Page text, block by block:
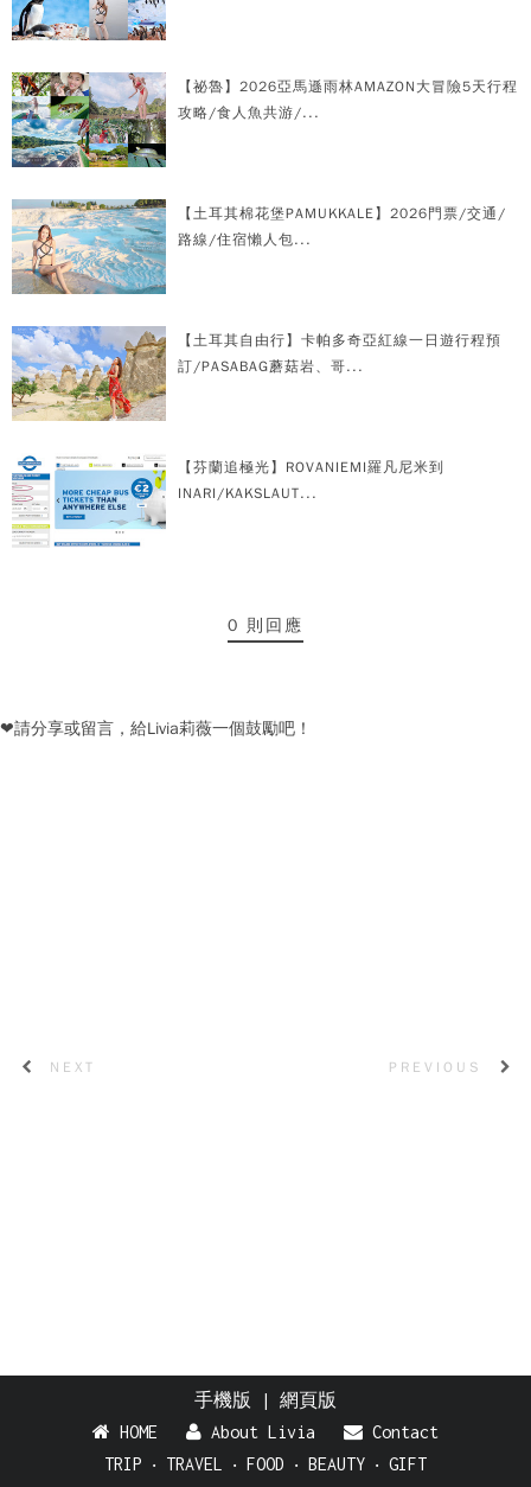
【祕魯】2026亞馬遜雨林AMAZON大冒險5天行程
攻略/食人魚共游/...
【土耳其棉花堡PAMUKKALE】2026門票/交通/
路線/住宿懶人包...
【土耳其自由行】卡帕多奇亞紅線一日遊行程預
訂/PASABAG蘑菇岩、哥...
【芬蘭追極光】ROVANIEMI羅凡尼米到
INARI/KAKSLAUT...
0 則回應
❤請分享或留言，給Livia莉薇一個鼓勵吧！
NEXT PREVIOUS
手機版 | 網頁版
HOME
About Livia
Contact
TRIP ‧ TRAVEL ‧ FOOD ‧ BEAUTY ‧ GIFT